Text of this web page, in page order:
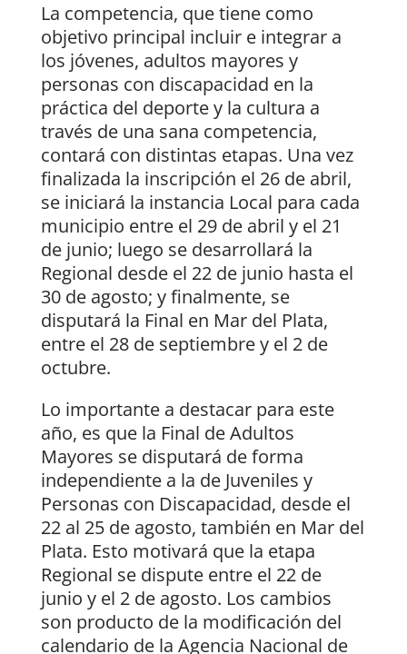
La competencia, que tiene como
objetivo principal incluir e integrar a
los jóvenes, adultos mayores y
personas con discapacidad en la
práctica del deporte y la cultura a
través de una sana competencia,
contará con distintas etapas. Una vez
finalizada la inscripción el 26 de abril,
se iniciará la instancia Local para cada
municipio entre el 29 de abril y el 21
de junio; luego se desarrollará la
Regional desde el 22 de junio hasta el
30 de agosto; y finalmente, se
disputará la Final en Mar del Plata,
entre el 28 de septiembre y el 2 de
octubre.
Lo importante a destacar para este
año, es que la Final de Adultos
Mayores se disputará de forma
independiente a la de Juveniles y
Personas con Discapacidad, desde el
22 al 25 de agosto, también en Mar del
Plata. Esto motivará que la etapa
Regional se dispute entre el 22 de
junio y el 2 de agosto. Los cambios
son producto de la modificación del
calendario de la Agencia Nacional de